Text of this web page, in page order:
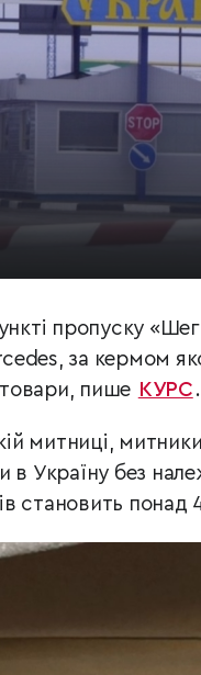
пропуску
за кермом
товари, пише КУРС .
митниці,
в Україну без
становить понад